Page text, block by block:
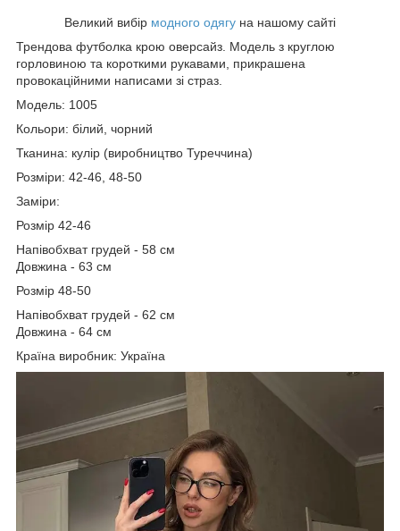
Великий вибір модного одягу на нашому сайті
Трендова футболка крою оверсайз. Модель з круглою
горловиною та короткими рукавами, прикрашена
провокаційними написами зі страз.
Модель: 1005
Кольори: білий, чорний
Тканина: кулір (виробництво Туреччина)
Розміри: 42-46, 48-50
Заміри:
Розмір 42-46
Напівобхват грудей - 58 см
Довжина - 63 см
Розмір 48-50
Напівобхват грудей - 62 см
Довжина - 64 см
Країна виробник: Україна